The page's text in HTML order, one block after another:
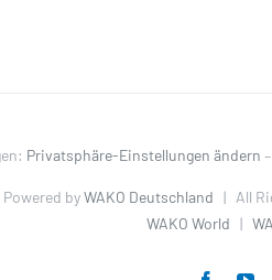
Privatsphäre-Einstellungen ändern –
byWAKO Deutschland | All
WAKO World |